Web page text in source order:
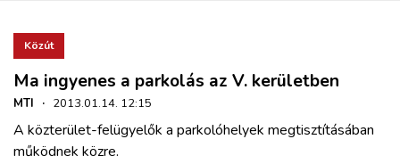
Közút
Ma ingyenes a parkolás az V. kerületben
MTI · 2013.01.14. 12:15
A közterület-felügyelők a parkolóhelyek megtisztításában
működnek közre.